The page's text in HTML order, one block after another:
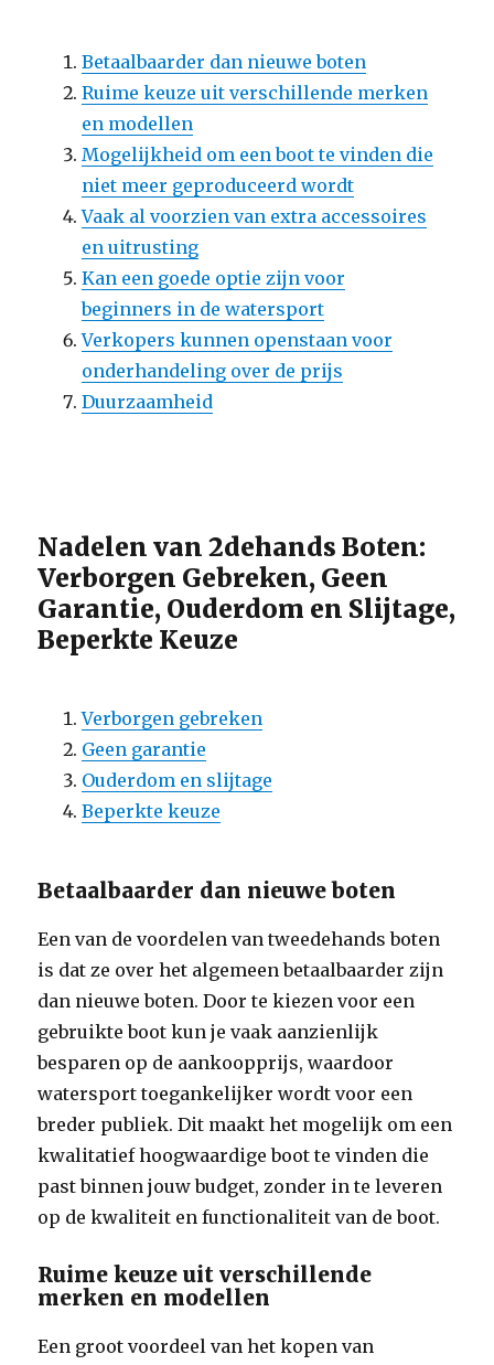
Betaalbaarder dan nieuwe boten
Ruime keuze uit verschillende merken
en modellen
Mogelijkheid om een boot te vinden die
niet meer geproduceerd wordt
Vaak al voorzien van extra accessoires
en uitrusting
Kan een goede optie zijn voor
beginners in de watersport
Verkopers kunnen openstaan voor
onderhandeling over de prijs
Duurzaamheid
Nadelen van 2dehands Boten:
Verborgen Gebreken, Geen
Garantie, Ouderdom en Slijtage,
Beperkte Keuze
Verborgen gebreken
Geen garantie
Ouderdom en slijtage
Beperkte keuze
Betaalbaarder dan nieuwe boten
Een van de voordelen van tweedehands boten
is dat ze over het algemeen betaalbaarder zijn
dan nieuwe boten. Door te kiezen voor een
gebruikte boot kun je vaak aanzienlijk
besparen op de aankoopprijs, waardoor
watersport toegankelijker wordt voor een
breder publiek. Dit maakt het mogelijk om een
kwalitatief hoogwaardige boot te vinden die
past binnen jouw budget, zonder in te leveren
op de kwaliteit en functionaliteit van de boot.
Ruime keuze uit verschillende
merken en modellen
Een groot voordeel van het kopen van